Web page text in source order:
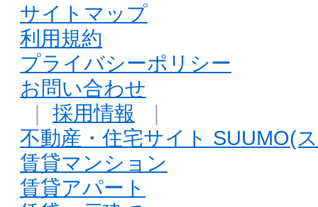
サイトマップ
利用規約
プライバシーポリシー
お問い合わせ
｜ 採用情報 ｜
不動産・住宅サイト SUUMO(
賃貸マンション
賃貸アパート